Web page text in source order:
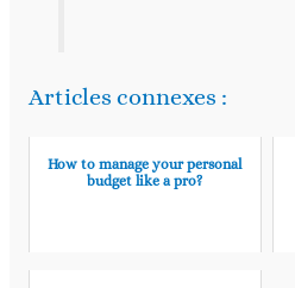
Articles connexes :
How to manage your personal
budget like a pro?